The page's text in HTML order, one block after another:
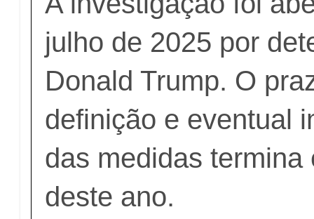
julho de 2025 por
Donald Trump. O
definição e eventual
das medidas termina
deste ano.